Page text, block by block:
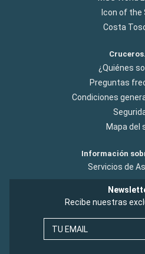
Icon of the
Costa
¿Quiénes
Preguntas
Condiciones
Mapa del
Información
Servicios de
Recibe nuestras
TU EMAIL